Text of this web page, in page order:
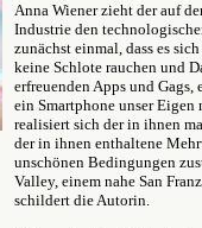
Anna Wiener zieht der auf
Industrie den
zunächst einmal, dass es
keine Schlote rauchen und
erfreuenden Apps und Gags,
ein Smartphone unser
realisiert sich der in ihnen
der in ihnen enthaltene
unschönen Bedingungen
Valley, einem nahe San
schildert die Autorin.